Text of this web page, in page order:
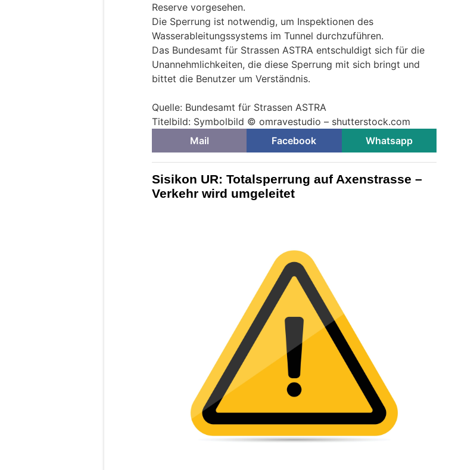
Reserve vorgesehen.
Die Sperrung ist notwendig, um Inspektionen des
Wasserableitungssystems im Tunnel durchzuführen.
Das Bundesamt für Strassen ASTRA entschuldigt sich für die
Unannehmlichkeiten, die diese Sperrung mit sich bringt und
bittet die Benutzer um Verständnis.
Quelle: Bundesamt für Strassen ASTRA
Titelbild: Symbolbild © omravestudio – shutterstock.com
Mail
Facebook Whatsapp
Sisikon UR: Totalsperrung auf Axenstrasse –
Verkehr wird umgeleitet